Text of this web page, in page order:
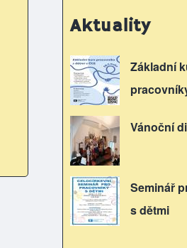
Aktuality
Základní
Vánoční
Seminář
s dětmi